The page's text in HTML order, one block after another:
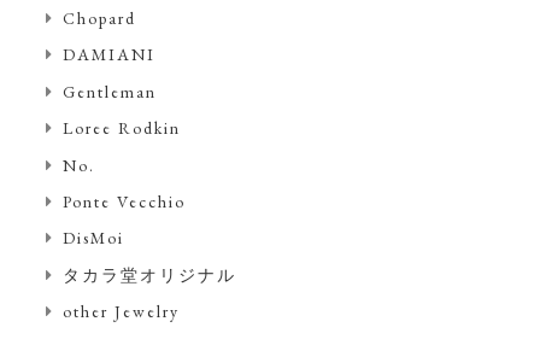
Chopard
DAMIANI
Gentleman
Loree Rodkin
No.
Ponte Vecchio
DisMoi
タカラ堂オリジナル
other Jewelry